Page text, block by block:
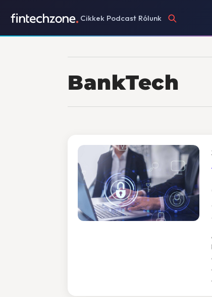
Cikkek Podcast Rólunk
BankTech